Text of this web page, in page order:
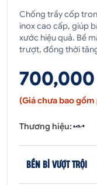
Chống trầy cốp
inox cao cấp, giúp
xước hiệu quả. Bề
trượt, đồng thời
(Giá chưa bao
Thương hiệu:
BỀN BỈ VƯỢT TRỘI